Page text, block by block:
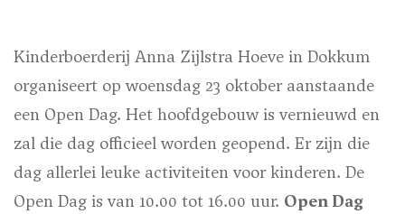
Kinderboerderij Anna Zijlstra Hoeve in Dokkum
organiseert op woensdag 23 oktober aanstaande
een Open Dag. Het hoofdgebouw is vernieuwd en
zal die dag officieel worden geopend. Er zijn die
dag allerlei leuke activiteiten voor kinderen. De
Open Dag is van 10.00 tot 16.00 uur. Open Dag